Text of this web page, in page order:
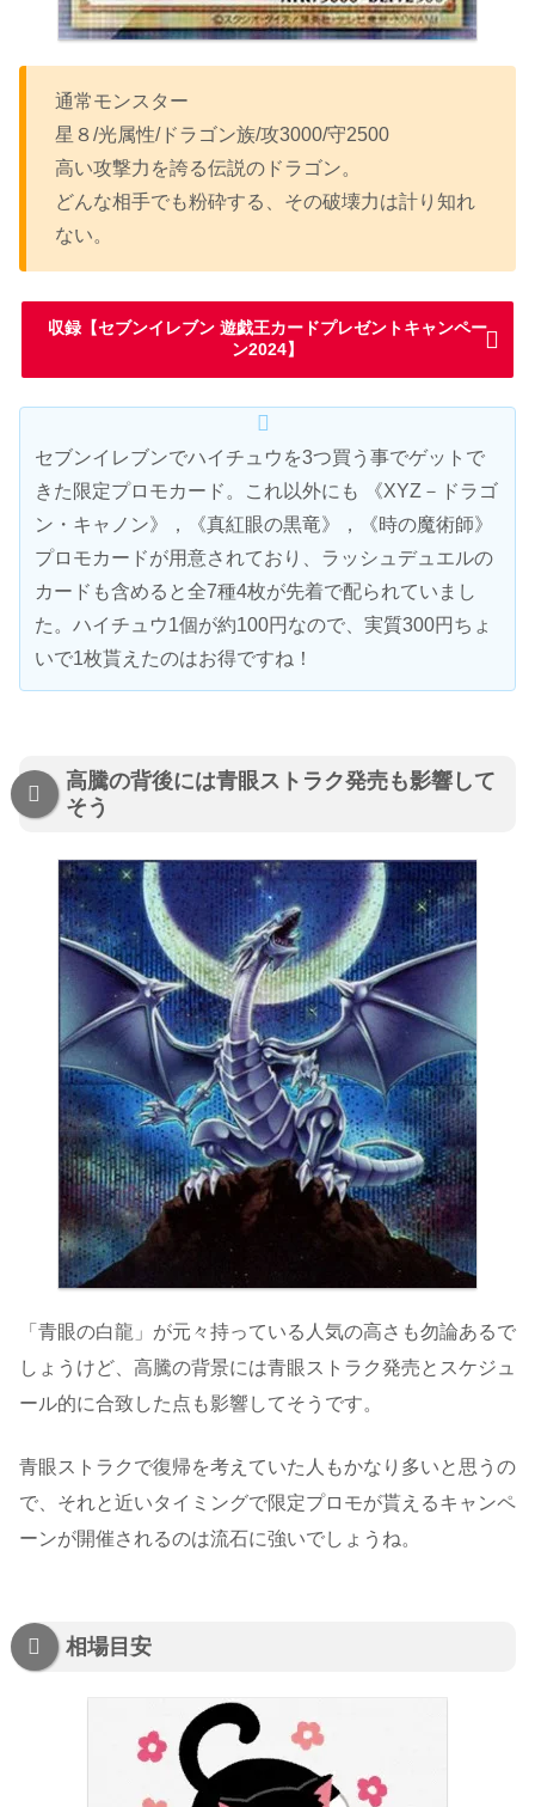
通常モンスター
星８/光属性/ドラゴン族/攻3000/守2500
高い攻撃力を誇る伝説のドラゴン。
どんな相手でも粉砕する、その破壊力は計り知れ
ない。
収録【セブンイレブン 遊戯王カードプレゼントキャンペー
ン2024】
セブンイレブンでハイチュウを3つ買う事でゲットで
きた限定プロモカード。これ以外にも 《XYZ－ドラゴ
ン・キャノン》，《真紅眼の黒竜》，《時の魔術師》
プロモカードが用意されており、ラッシュデュエルの
カードも含めると全7種4枚が先着で配られていまし
た。ハイチュウ1個が約100円なので、実質300円ちょ
いで1枚貰えたのはお得ですね！
高騰の背後には青眼ストラク発売も影響して
そう
「青眼の白龍」が元々持っている人気の高さも勿論あるで
しょうけど、高騰の背景には青眼ストラク発売とスケジュ
ール的に合致した点も影響してそうです。
青眼ストラクで復帰を考えていた人もかなり多いと思うの
で、それと近いタイミングで限定プロモが貰えるキャンペ
ーンが開催されるのは流石に強いでしょうね。
相場目安